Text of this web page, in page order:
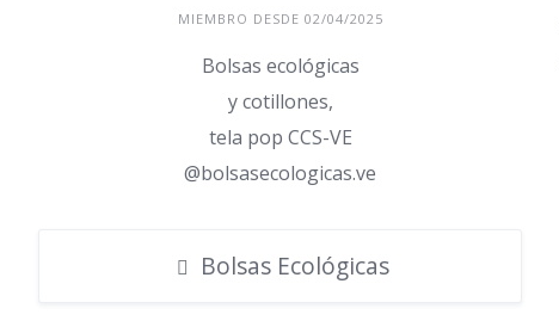
MIEMBRO DESDE 02/04/2025
Bolsas ecológicas
y cotillones,
tela pop CCS-VE
@bolsasecologicas.ve
Bolsas Ecológicas